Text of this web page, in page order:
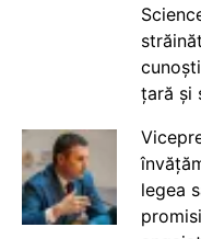
țară și
legea